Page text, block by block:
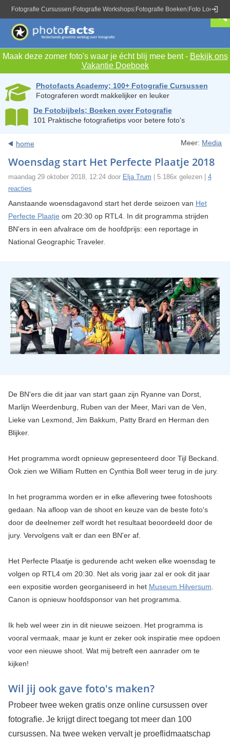
Fotografie Cursussen Fotografie Workshops Fotografie Boeken Foto Locaties
Maak deze zomer foto's waar je écht blij mee bent - Bekijk ons
Vakantie Doeboek
Photofacts Academy; 100+ Fotografie Cursussen
Fotograferen wordt makkelijker en leuker
De Fotobijbels; Boeken over Fotografie
101 Praktische fotografietips voor betere foto's
home Meer: Media
Woensdag start Het Perfecte Plaatje 2018
maandag 29 oktober 2018, 12:24 door Elja Trum | 5.186x gelezen | 4
reacties
Aanstaande woensdagavond start het derde seizoen van Het
Perfecte Plaatje om 20:30 op RTL4. In dit programma strijden
BN'ers in een afvalrace om de hoofdprijs: een reportage in
National Geographic Traveler.
De BN'ers die dit jaar van start gaan zijn Ryanne van Dorst,
Marlijn Weerdenburg, Ruben van der Meer, Mari van de Ven,
Lieke van Lexmond, Jim Bakkum, Patty Brard en Herman den
Blijker.
Het programma wordt opnieuw gepresenteerd door Tijl Beckand.
Ook zien we William Rutten en Cynthia Boll weer terug in de jury.
In het programma worden er in elke aflevering twee fotoshoots
gedaan. Na afloop van de shoot en keuze van de beste foto's
door de deelnemer zelf wordt het resultaat beoordeeld door de
jury. Vervolgens valt er dan een BN'er af.
Het Perfecte Plaatje is gedurende acht weken elke woensdag te
volgen op RTL4 om 20:30. Net als vorig jaar zal er ook dit jaar
een expositie worden georganiseerd in het Museum Hilversum
Canon is opnieuw hoofdsponsor van het programma.
Ik heb wel weer zin in dit nieuwe seizoen. Het programma is
vooral vermaak, maar je kunt er zeker ook inspiratie mee opdoen
voor een nieuwe shoot. Wat mij betreft een aanrader om te
kijken!
Wil jij ook gave foto's maken?
Probeer twee weken gratis onze online cursussen over
fotografie. Je krijgt direct toegang tot meer dan 100
cursussen. Na twee weken vervalt je proeflidmaatschap